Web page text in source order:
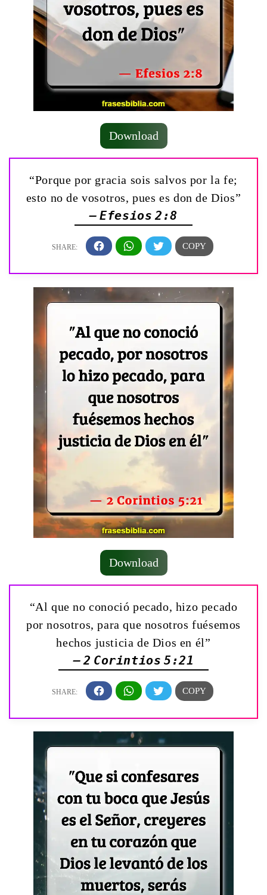
Download
“Porque por gracia sois salvos por la fe;
esto no de vosotros, pues es don de Dios”
— Efesios 2:8
Download
“Al que no conoció pecado, hizo pecado
por nosotros, para que nosotros fuésemos
hechos justicia de Dios en él”
— 2 Corintios 5:21